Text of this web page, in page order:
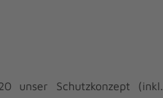
unser Schutzkonzept (inkl.